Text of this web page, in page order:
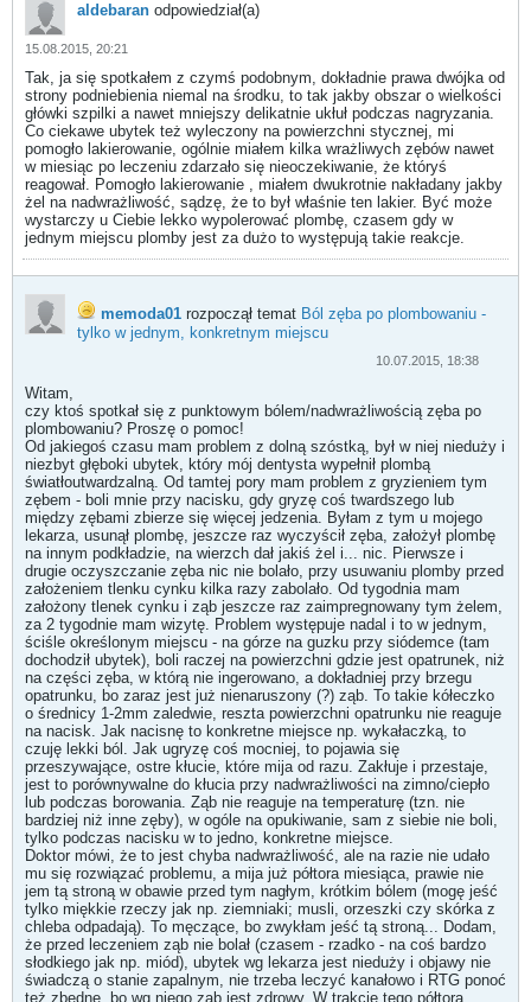
aldebaran odpowiedział(a)
15.08.2015, 20:21
Tak, ja się spotkałem z czymś podobnym, dokładnie prawa dwójka od
strony podniebienia niemal na środku, to tak jakby obszar o wielkości
główki szpilki a nawet mniejszy delikatnie ukłuł podczas nagryzania.
Co ciekawe ubytek też wyleczony na powierzchni stycznej, mi
pomogło lakierowanie, ogólnie miałem kilka wrażliwych zębów nawet
w miesiąc po leczeniu zdarzało się nieoczekiwanie, że któryś
reagował. Pomogło lakierowanie , miałem dwukrotnie nakładany jakby
żel na nadwrażliwość, sądzę, że to był właśnie ten lakier. Być może
wystarczy u Ciebie lekko wypolerować plombę, czasem gdy w
jednym miejscu plomby jest za dużo to występują takie reakcje.
memoda01 rozpoczął temat Ból zęba po plombowaniu -
tylko w jednym, konkretnym miejscu
10.07.2015, 18:38
Witam,
czy ktoś spotkał się z punktowym bólem/nadwrażliwością zęba po
plombowaniu? Proszę o pomoc!
Od jakiegoś czasu mam problem z dolną szóstką, był w niej nieduży i
niezbyt głęboki ubytek, który mój dentysta wypełnił plombą
światłoutwardzalną. Od tamtej pory mam problem z gryzieniem tym
zębem - boli mnie przy nacisku, gdy gryzę coś twardszego lub
między zębami zbierze się więcej jedzenia. Byłam z tym u mojego
lekarza, usunął plombę, jeszcze raz wyczyścił zęba, założył plombę
na innym podkładzie, na wierzch dał jakiś żel i... nic. Pierwsze i
drugie oczyszczanie zęba nic nie bolało, przy usuwaniu plomby przed
założeniem tlenku cynku kilka razy zabolało. Od tygodnia mam
założony tlenek cynku i ząb jeszcze raz zaimpregnowany tym żelem,
za 2 tygodnie mam wizytę. Problem występuje nadal i to w jednym,
ściśle określonym miejscu - na górze na guzku przy siódemce (tam
dochodził ubytek), boli raczej na powierzchni gdzie jest opatrunek, niż
na części zęba, w którą nie ingerowano, a dokładniej przy brzegu
opatrunku, bo zaraz jest już nienaruszony (?) ząb. To takie kółeczko
o średnicy 1-2mm zaledwie, reszta powierzchni opatrunku nie reaguje
na nacisk. Jak nacisnę to konkretne miejsce np. wykałaczką, to
czuję lekki ból. Jak ugryzę coś mocniej, to pojawia się
przeszywające, ostre kłucie, które mija od razu. Zakłuje i przestaje,
jest to porównywalne do kłucia przy nadwrażliwości na zimno/ciepło
lub podczas borowania. Ząb nie reaguje na temperaturę (tzn. nie
bardziej niż inne zęby), w ogóle na opukiwanie, sam z siebie nie boli,
tylko podczas nacisku w to jedno, konkretne miejsce.
Doktor mówi, że to jest chyba nadwrażliwość, ale na razie nie udało
mu się rozwiązać problemu, a mija już półtora miesiąca, prawie nie
jem tą stroną w obawie przed tym nagłym, krótkim bólem (mogę jeść
tylko miękkie rzeczy jak np. ziemniaki; musli, orzeszki czy skórka z
chleba odpadają). To męczące, bo zwykłam jeść tą stroną... Dodam,
że przed leczeniem ząb nie bolał (czasem - rzadko - na coś bardzo
słodkiego jak np. miód), ubytek wg lekarza jest nieduży i objawy nie
świadczą o stanie zapalnym, nie trzeba leczyć kanałowo i RTG ponoć
też zbędne, bo wg niego ząb jest zdrowy. W trakcie tego półtora